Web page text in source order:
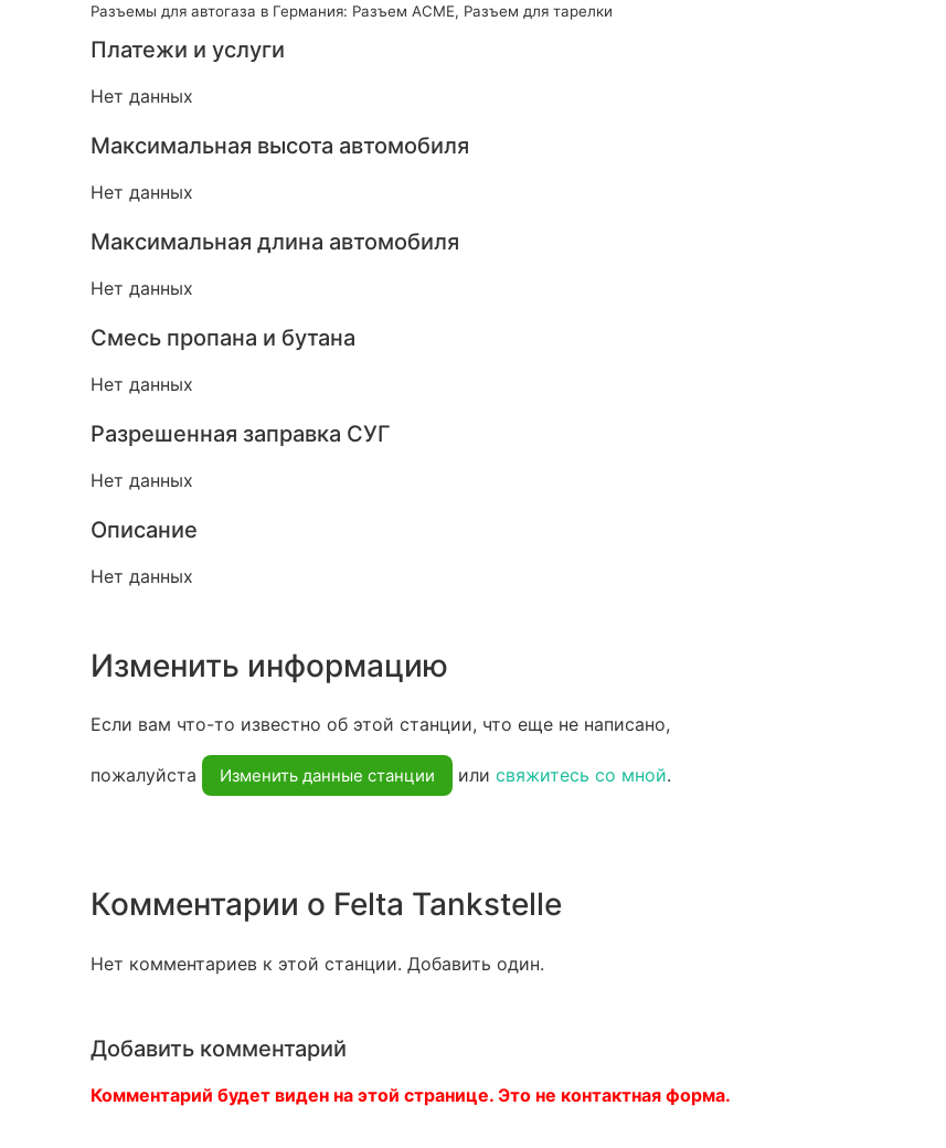
Разъемы для автогаза в Германия: Разъем ACME, Разъем для тарелки
Платежи и услуги
Нет данных
Максимальная высота автомобиля
Нет данных
Максимальная длина автомобиля
Нет данных
Смесь пропана и бутана
Нет данных
Разрешенная заправка СУГ
Нет данных
Описание
Нет данных
Изменить информацию
Если вам что-то известно об этой станции, что еще не написано,
пожалуйста Изменить данные станции или свяжитесь со мной.
Комментарии о Felta Tankstelle
Нет комментариев к этой станции. Добавить один.
Добавить комментарий
Комментарий будет виден на этой странице. Это не контактная форма.